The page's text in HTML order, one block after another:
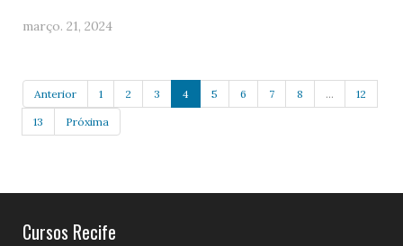
março. 21, 2024
Anterior 1 2 3 4 5 6 7 8 ... 12
13 Próxima
Cursos Recife